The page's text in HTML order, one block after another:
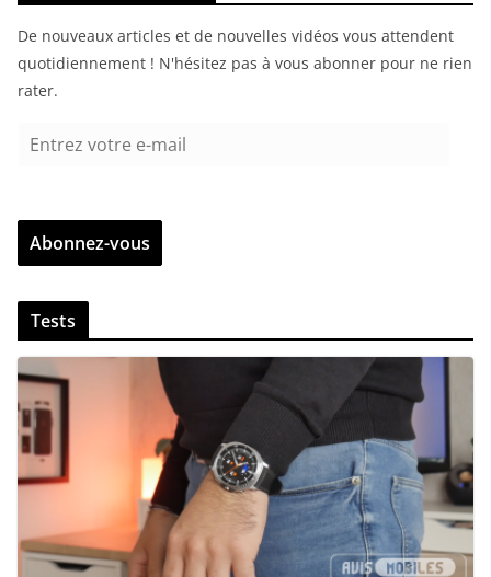
De nouveaux articles et de nouvelles vidéos vous attendent
quotidiennement ! N'hésitez pas à vous abonner pour ne rien
rater.
r
z
v
t
r
e
e
m
i
Abonnez-vous
Tests